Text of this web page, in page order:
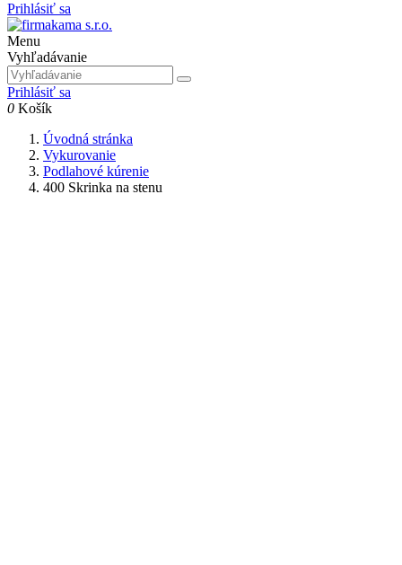
Prihlásiť sa
Menu
Vyhľadávanie
Prihlásiť sa
0 Košík
Úvodná stránka
Vykurovanie
Podlahové kúrenie
400 Skrinka na stenu